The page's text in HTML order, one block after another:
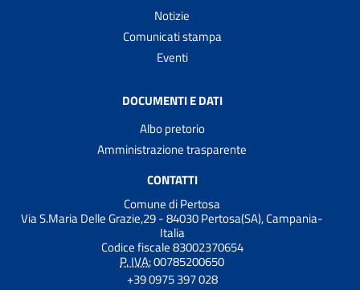
Notizie
Comunicati stampa
Eventi
DOCUMENTI E DATI
Albo pretorio
Amministrazione trasparente
CONTATTI
Comune di Pertosa
Via S.Maria Delle Grazie,29 - 84030 Pertosa(SA), Campania-
Italia
Codice fiscale 83002370654
P. IVA:00785200650
+39 0975 397 028